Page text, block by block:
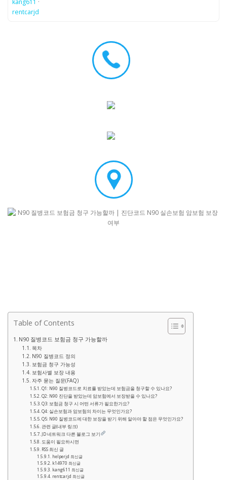
kang611 ·
rentcarjd
Table of Contents
N90 질병코드 보험금 청구 가능할까
목차
N90 질병코드 정의
보험금 청구 가능성
보험사별 보장 내용
자주 묻는 질문(FAQ)
Q1: N90 질병코드로 치료를 받았는데 보험금을 청구할 수 있나요?
Q2: N90 진단을 받았는데 암보험에서 보장받을 수 있나요?
Q3: 보험금 청구 시 어떤 서류가 필요한가요?
Q4: 실손보험과 암보험의 차이는 무엇인가요?
Q5: N90 질병코드에 대한 보장을 받기 위해 알아야 할 점은 무엇인가요?
관련 글(내부 링크)
JD 네트워크 다른 블로그 보기
도움이 필요하시면
RSS 최신 글
helperjd 최신글
k14970 최신글
kang611 최신글
rentcarjd 최신글